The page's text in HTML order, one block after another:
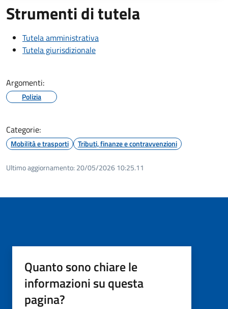
Strumenti di tutela
Tutela amministrativa
Tutela giurisdizionale
Argomenti:
Polizia
Categorie:
Mobilità e trasporti Tributi, finanze e contravvenzioni
Ultimo aggiornamento: 20/05/2026 10:25.11
Quanto sono chiare le
informazioni su questa
pagina?